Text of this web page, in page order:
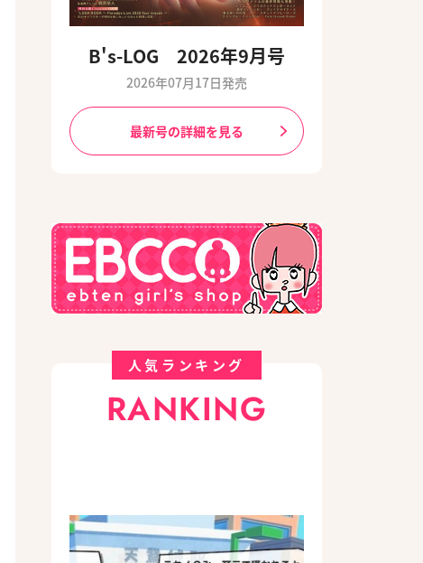
B's-LOG 2026年9月号
2026年07月17日発売
最新号の詳細を見る
人気ランキング
RANKING